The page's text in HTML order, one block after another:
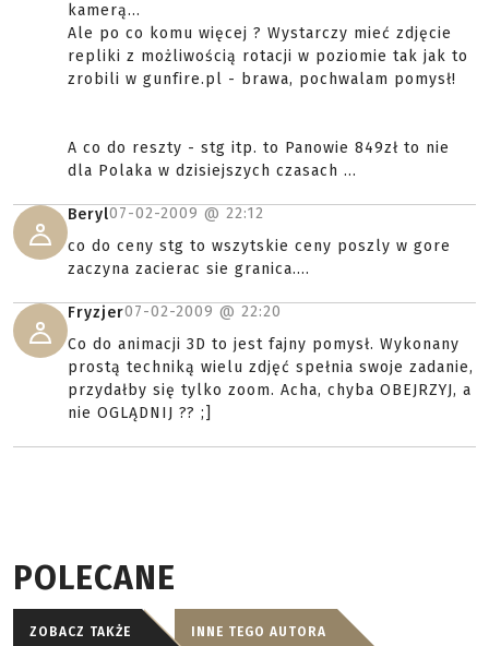
kamerą...
Ale po co komu więcej ? Wystarczy mieć zdjęcie
repliki z możliwością rotacji w poziomie tak jak to
zrobili w gunfire.pl - brawa, pochwalam pomysł!
A co do reszty - stg itp. to Panowie 849zł to nie
dla Polaka w dzisiejszych czasach ...
Beryl07-02-2009 @ 22:12
co do ceny stg to wszytskie ceny poszly w gore
zaczyna zacierac sie granica....
Fryzjer07-02-2009 @ 22:20
Co do animacji 3D to jest fajny pomysł. Wykonany
prostą techniką wielu zdjęć spełnia swoje zadanie,
przydałby się tylko zoom. Acha, chyba OBEJRZYJ, a
nie OGLĄDNIJ ?? ;]
POLECANE
ZOBACZ TAKŻE INNE TEGO AUTORA